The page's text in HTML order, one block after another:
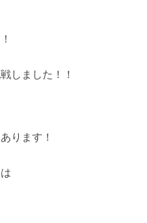
しました！！
ります！